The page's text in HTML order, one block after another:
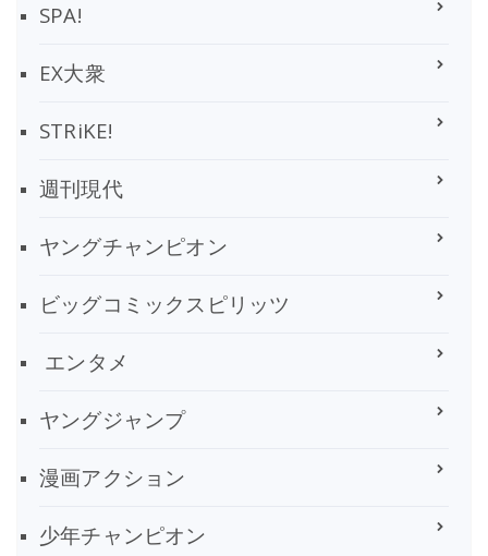
SPA!
EX大衆
STRiKE!
週刊現代
ヤングチャンピオン
ビッグコミックスピリッツ
エンタメ
ヤングジャンプ
漫画アクション
少年チャンピオン